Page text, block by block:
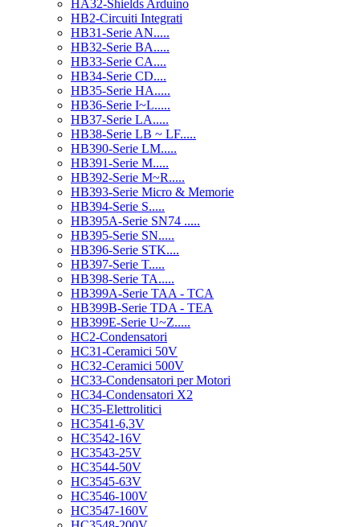
HA32-Shields Arduino
HB2-Circuiti Integrati
HB31-Serie AN.....
HB32-Serie BA.....
HB33-Serie CA....
HB34-Serie CD....
HB35-Serie HA.....
HB36-Serie I~L.....
HB37-Serie LA.....
HB38-Serie LB ~ LF.....
HB390-Serie LM.....
HB391-Serie M.....
HB392-Serie M~R.....
HB393-Serie Micro & Memorie
HB394-Serie S.....
HB395A-Serie SN74 .....
HB395-Serie SN.....
HB396-Serie STK....
HB397-Serie T.....
HB398-Serie TA.....
HB399A-Serie TAA - TCA
HB399B-Serie TDA - TEA
HB399E-Serie U~Z.....
HC2-Condensatori
HC31-Ceramici 50V
HC32-Ceramici 500V
HC33-Condensatori per Motori
HC34-Condensatori X2
HC35-Elettrolitici
HC3541-6,3V
HC3542-16V
HC3543-25V
HC3544-50V
HC3545-63V
HC3546-100V
HC3547-160V